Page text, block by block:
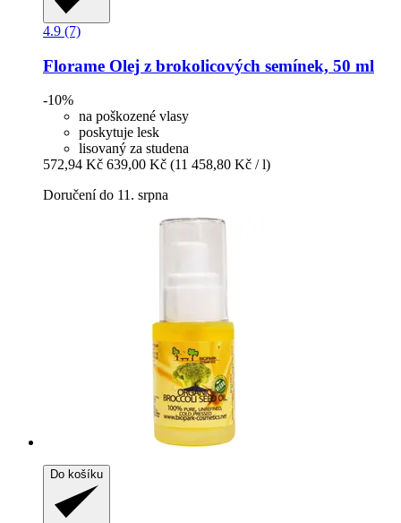
4.9 (7)
Florame Olej z brokolicových semínek, 50 ml
-10%
na poškozené vlasy
poskytuje lesk
lisovaný za studena
572,94 Kč 639,00 Kč (11 458,80 Kč / l)
Doručení do 11. srpna
Do košíku